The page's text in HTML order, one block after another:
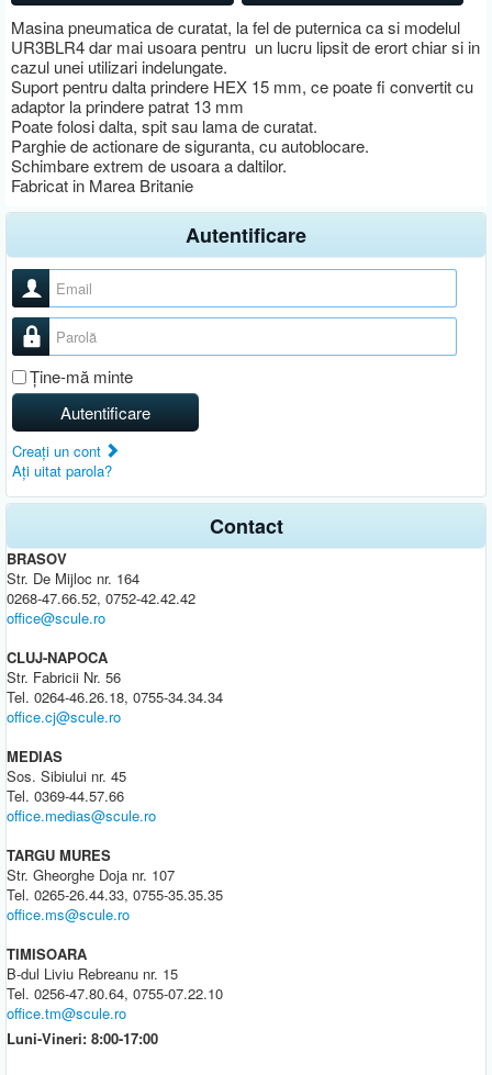
Masina pneumatica de curatat, la fel de puternica ca si modelul
UR3BLR4 dar mai usoara pentru un lucru lipsit de erort chiar si in
cazul unei utilizari indelungate.
Suport pentru dalta prindere HEX 15 mm, ce poate fi convertit cu
adaptor la prindere patrat 13 mm
Poate folosi dalta, spit sau lama de curatat.
Parghie de actionare de siguranta, cu autoblocare.
Schimbare extrem de usoara a daltilor.
Fabricat in Marea Britanie
Autentificare
Nume utilizator
Parolă
Ţine-mă minte
Autentificare
Creaţi un cont
Aţi uitat parola?
Contact
BRASOV
Str. De Mijloc nr. 164
0268-47.66.52, 0752-42.42.42
office@scule.ro
CLUJ-NAPOCA
Str. Fabricii Nr. 56
Tel. 0264-46.26.18, 0755-34.34.34
office.cj@scule.ro
MEDIAS
Sos. Sibiului nr. 45
Tel. 0369-44.57.66
office.medias@scule.ro
TARGU MURES
Str. Gheorghe Doja nr. 107
Tel. 0265-26.44.33, 0755-35.35.35
office.ms@scule.ro
TIMISOARA
B-dul Liviu Rebreanu nr. 15
Tel. 0256-47.80.64, 0755-07.22.10
office.tm@scule.ro
Luni-Vineri: 8:00-17:00